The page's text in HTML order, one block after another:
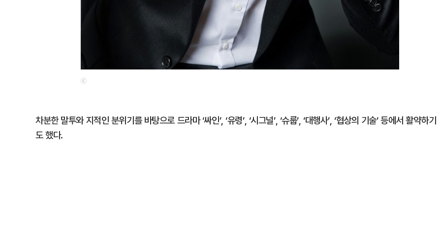
ⓒ
차분한 말투와 지적인 분위기를 바탕으로 드라마 ‘싸인’, ‘유령’, ‘시그널’, ‘슈룹’, ‘대행사’, ‘협상의 기술’ 등에서 활약하기
도 했다.